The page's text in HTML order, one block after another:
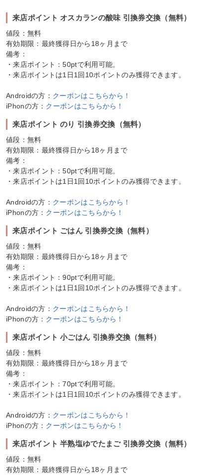
来店ポイント オスカランの酸味 引換券交換（無料）
値段：無料
有効期限：最終獲得日から18ヶ月まで
備考：
・来店ポイント：50ptで利用可能。
・来店ポイントは1日1回10ポイントのみ獲得できます。
Androidの方： クーポンはこちらから！
iPhonの方： クーポンはこちらから！
来店ポイント のり 引換券交換（無料）
値段：無料
有効期限：最終獲得日から18ヶ月まで
備考：
・来店ポイント：50ptで利用可能。
・来店ポイントは1日1回10ポイントのみ獲得できます。
Androidの方： クーポンはこちらから！
iPhonの方： クーポンはこちらから！
来店ポイント ごはん 引換券交換（無料）
値段：無料
有効期限：最終獲得日から18ヶ月まで
備考：
・来店ポイント：90ptで利用可能。
・来店ポイントは1日1回10ポイントのみ獲得できます。
Androidの方： クーポンはこちらから！
iPhonの方： クーポンはこちらから！
来店ポイント 小ごはん 引換券交換（無料）
値段：無料
有効期限：最終獲得日から18ヶ月まで
備考：
・来店ポイント：70ptで利用可能。
・来店ポイントは1日1回10ポイントのみ獲得できます。
Androidの方： クーポンはこちらから！
iPhonの方： クーポンはこちらから！
来店ポイント 半熟塩ゆでたまご 引換券交換（無料）
値段：無料
有効期限：最終獲得日から18ヶ月まで